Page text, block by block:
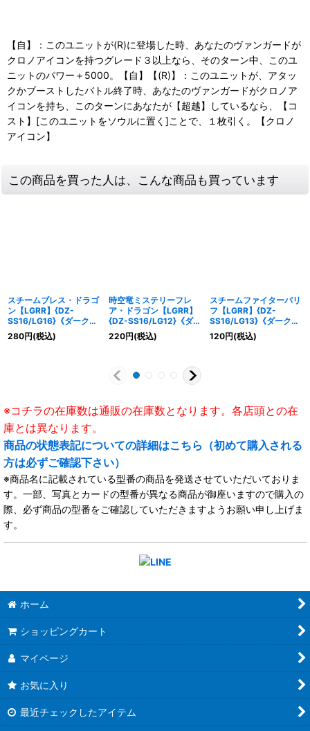
【自】：このユニットが(R)に登場した時、あなたのヴァンガードが
クロノアイコンを持つグレード３以上なら、そのターン中、このユ
ニットのパワー＋5000。【自】【(R)】：このユニットが、アタッ
クかブーストしたバトル終了時、あなたのヴァンガードがクロノア
イコンを持ち、このターンにあなたが【超越】しているなら、【コ
スト】[このユニットをソウルに置く]ことで、１枚引く。【クロノ
アイコン】
この商品を買った人は、こんな商品も買っています
スチームブレス・ドラゴ
ン【LGRR】{DZ-
SS16/LG16}《ダークス
テイツ》
280円(税込)
時空竜ミステリーフレ
ア・ドラゴン【LGRR】
{DZ-SS16/LG12}《ダー
クステイツ》
220円(税込)
スチームファイターバリ
フ【LGRR】{DZ-
SS16/LG13}《ダークス
テイツ》
120円(税込)
※コチラの在庫数は通販の在庫数となります。各店頭との在
庫とは異なります。
商品の状態表記についての詳細はこちら（初めて購入される
方は必ずご確認下さい）
※商品名に記載されている型番の商品を発送させていただいておりま
す。一部、写真とカードの型番が異なる商品が御座いますので購入の
際、必ず商品の型番をご確認していただきますようお願い申し上げま
す。
ホーム
ショッピングカート
マイページ
お気に入り
最近チェックしたアイテム